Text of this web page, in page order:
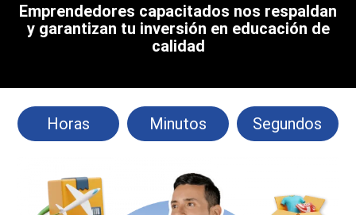
Emprendedores capacitados nos respaldan
y garantizan tu inversión en educación de
calidad
Horas Minutos Segundos